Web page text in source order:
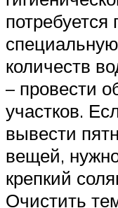
потребуется
количеств
– провести
участков.
вывести
вещей,
крепкий
Очистить